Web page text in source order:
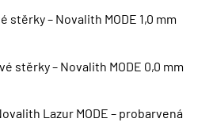
– Novalith MODE 1,0 mm
stěrky – Novalith MODE 0,0 mm
Lazur MODE – probarvená